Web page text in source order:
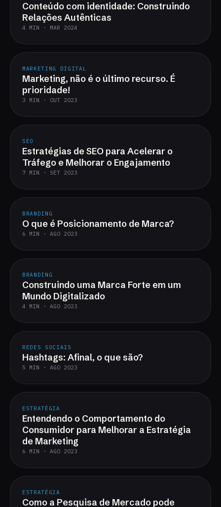
Conteúdo com identidade: Construindo
Relações Autênticas
4 MIN · MAR 2024
MARKETING DIGITAL
Marketing, não é o último recurso. É
prioridade!
3 MIN · OUT 2023
SEO
Estratégias de SEO para Acelerar o
Tráfego e Melhorar o Engajamento
7 MIN · SET 2023
BRANDING
O que é Posicionamento de Marca?
6 MIN · AGO 2023
BRANDING
Construindo uma Marca Forte em um
Mundo Digitalizado
4 MIN · AGO 2023
REDES SOCIAIS
Hashtags: Afinal, o que são?
5 MIN · AGO 2023
ESTRATÉGIA
Entendendo o Comportamento do
Consumidor para Melhorar a Estratégia
de Marketing
6 MIN · AGO 2023
ESTRATÉGIA
Como a Pesquisa de Mercado pode